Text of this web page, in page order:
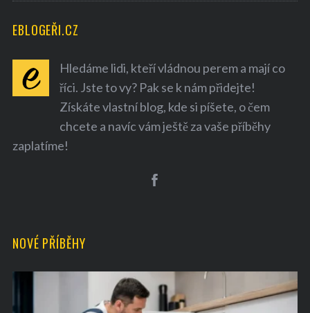
EBLOGEŘI.CZ
Hledáme lidi, kteří vládnou perem a mají co
říci. Jste to vy? Pak se k nám přidejte!
Získáte vlastní blog, kde si píšete, o čem
chcete a navíc vám ještě za vaše příběhy
zaplatíme!
NOVÉ PŘÍBĚHY